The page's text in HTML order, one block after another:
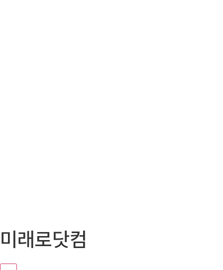
텐
로
미래로닷컴